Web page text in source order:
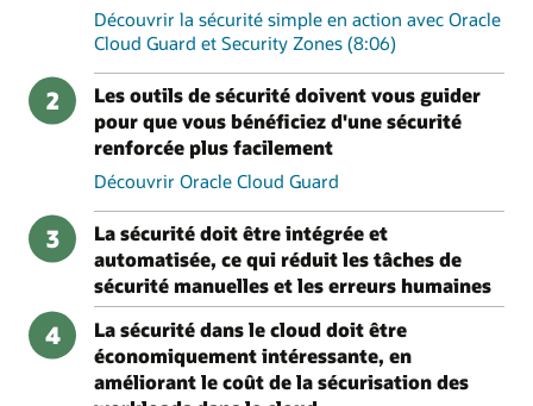
Découvrir la sécurité simple en action avec Oracle
Cloud Guard et Security Zones (8:06)
2
Les outils de sécurité doivent vous guider
pour que vous bénéficiez d'une sécurité
renforcée plus facilement
Découvrir Oracle Cloud Guard
3
La sécurité doit être intégrée et
automatisée, ce qui réduit les tâches de
sécurité manuelles et les erreurs humaines
4
La sécurité dans le cloud doit être
économiquement intéressante, en
améliorant le coût de la sécurisation des